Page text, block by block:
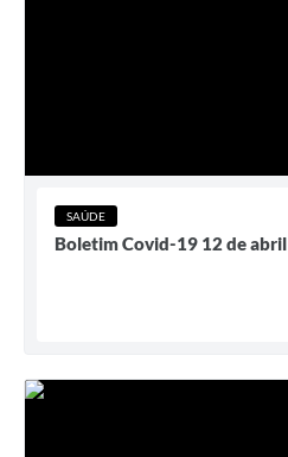
SAÚDE
Boletim Covid-19 12 de abril